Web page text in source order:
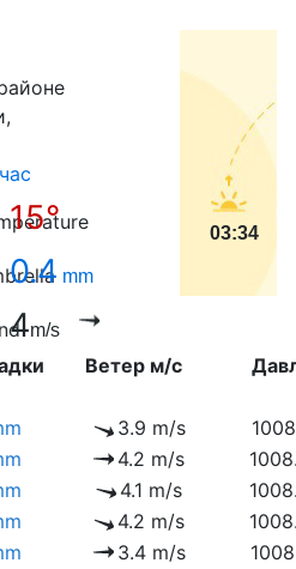
15°
0.4 mm
4m/s
03:34
Ветер м/с
3.9 m/s
4.2 m/s
4.1 m/s
4.2 m/s
3.4 m/s